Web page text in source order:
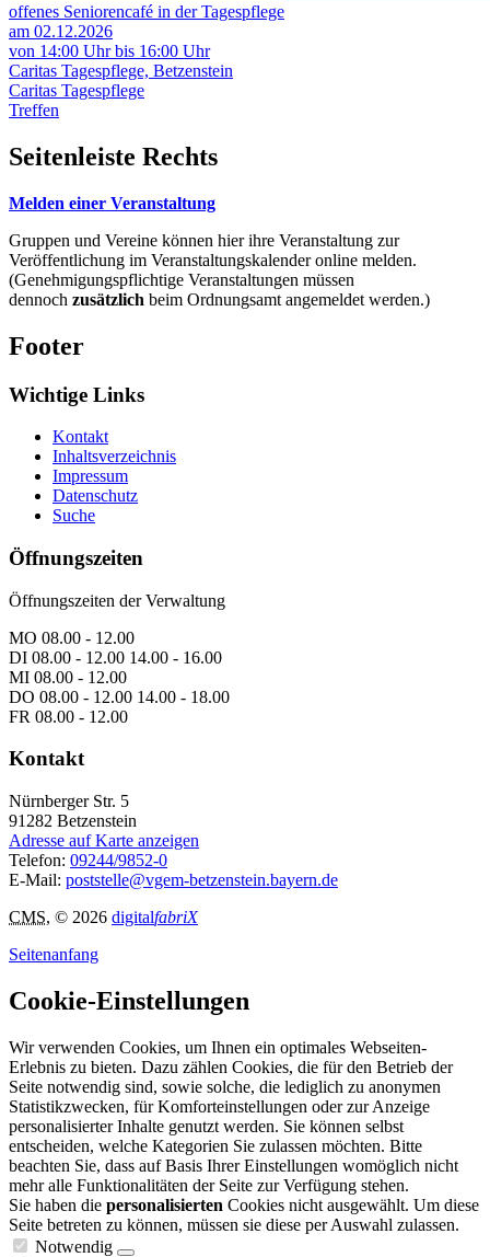
offenes Seniorencafé in der Tagespflege
am 02.12.2026
von 14:00 Uhr bis 16:00 Uhr
Caritas Tagespflege, Betzenstein
Caritas Tagespflege
Treffen
Seitenleiste Rechts
Melden einer Veranstaltung
Gruppen und Vereine können hier ihre Veranstaltung zur
Veröffentlichung im Veranstaltungskalender online melden.
(Genehmigungspflichtige Veranstaltungen müssen
dennoch zusätzlich beim Ordnungsamt angemeldet werden.)
Footer
Wichtige Links
Kontakt
Inhaltsverzeichnis
Impressum
Datenschutz
Suche
Öffnungszeiten
Öffnungszeiten der Verwaltung
MO 08.00 - 12.00
DI 08.00 - 12.00 14.00 - 16.00
MI 08.00 - 12.00
DO 08.00 - 12.00 14.00 - 18.00
FR 08.00 - 12.00
Kontakt
Nürnberger Str. 5
91282 Betzenstein
Adresse auf Karte anzeigen
Telefon: 09244/9852-0
E-Mail: poststelle@vgem-betzenstein.bayern.de
CMS, © 2026 digitalfabriX
Seitenanfang
Cookie-Einstellungen
Wir verwenden Cookies, um Ihnen ein optimales Webseiten-
Erlebnis zu bieten. Dazu zählen Cookies, die für den Betrieb der
Seite notwendig sind, sowie solche, die lediglich zu anonymen
Statistikzwecken, für Komforteinstellungen oder zur Anzeige
personalisierter Inhalte genutzt werden. Sie können selbst
entscheiden, welche Kategorien Sie zulassen möchten. Bitte
beachten Sie, dass auf Basis Ihrer Einstellungen womöglich nicht
mehr alle Funktionalitäten der Seite zur Verfügung stehen.
Sie haben die personalisierten Cookies nicht ausgewählt. Um diese
Seite betreten zu können, müssen sie diese per Auswahl zulassen.
Notwendig